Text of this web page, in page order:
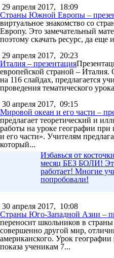
29 апреля 2017, 18:09
Страны Южной Европы –
виртуальное знакомство со
Европу. Это замечательный
поэтому скачать ресурс, да еще
29 апреля 2017, 20:23
Италия – презентация
европейской страной –
на 116 слайдах, предлагается
проведения тематического
30 апреля 2017, 09:15
Мировой океан и его части –
предлагает теоретический и
работы на уроке географии
и его части». Учителям
который...
Избавься от
месяц БЕЗ БОЛИ!
работает! Многие
попробовали!
30 апреля 2017, 10:08
Страны Юго-Западной Азии –
переносит школьников в
совершенно другой мир,
американского. Урок
показа ученикам 7...